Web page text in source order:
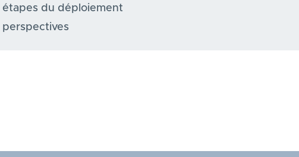
étapes du déploiement
perspectives